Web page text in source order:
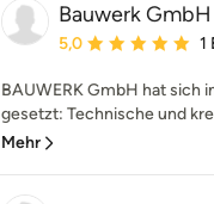
Bauwerk GmbH
Durchschnittliche
5,0 1
BAUWERK GmbH hat sich
gesetzt: Technische und
Mehr